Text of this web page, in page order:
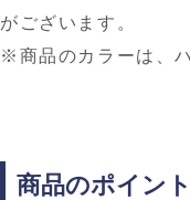
がございます。
※商品のカラーは、
商品のポイント